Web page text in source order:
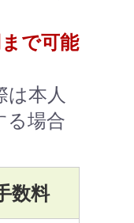
で可能
は本人
る場合
数料